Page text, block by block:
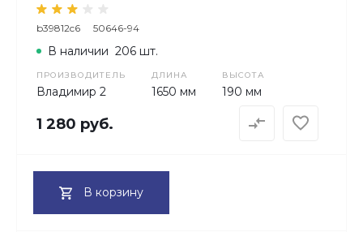
b39812c6 50646-94
ПРОИЗВОДИТЕЛЬ
Владимир 2
ДЛИНА
1650 мм
ВЫСОТА
190 мм
В наличии 206 шт.
1 280 руб.
В корзину